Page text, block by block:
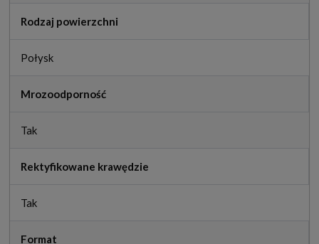
Rodzaj powierzchni
Połysk
Mrozoodporność
Tak
Rektyfikowane krawędzie
Tak
Format